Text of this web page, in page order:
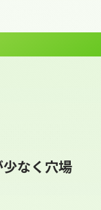
なく穴場